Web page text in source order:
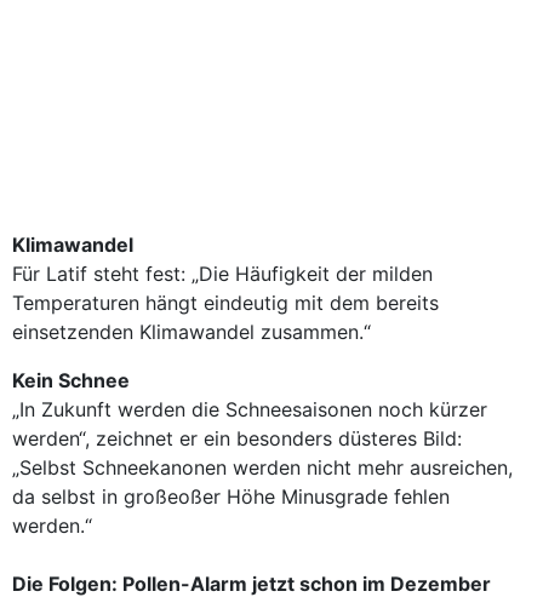
Klimawandel
Für Latif steht fest: „Die Häufigkeit der milden
Temperaturen hängt eindeutig mit dem bereits
einsetzenden Klimawandel zusammen.“
Kein Schnee
„In Zukunft werden die Schneesaisonen noch kürzer
werden“, zeichnet er ein besonders düsteres Bild:
„Selbst Schnee­kanonen werden nicht mehr ausreichen,
da selbst in großeoßer Höhe Minusgrade fehlen
werden.“
Die Folgen: Pollen-Alarm jetzt schon im Dezember